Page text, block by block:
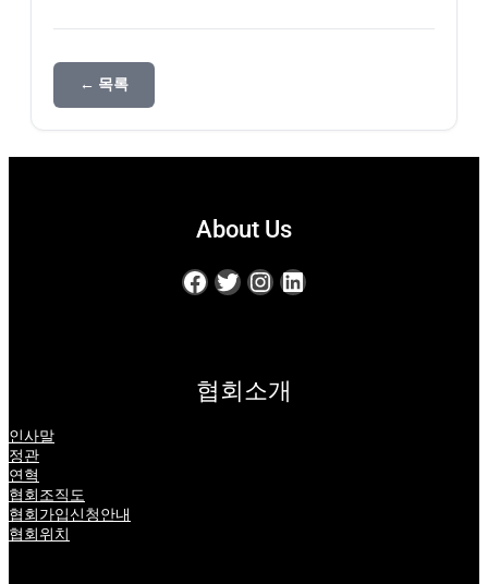
← 목록
About Us
Facebook Twitter Instagram LinkedIn
협회소개
인사말
정관
연혁
협회조직도
협회가입신청안내
협회위치